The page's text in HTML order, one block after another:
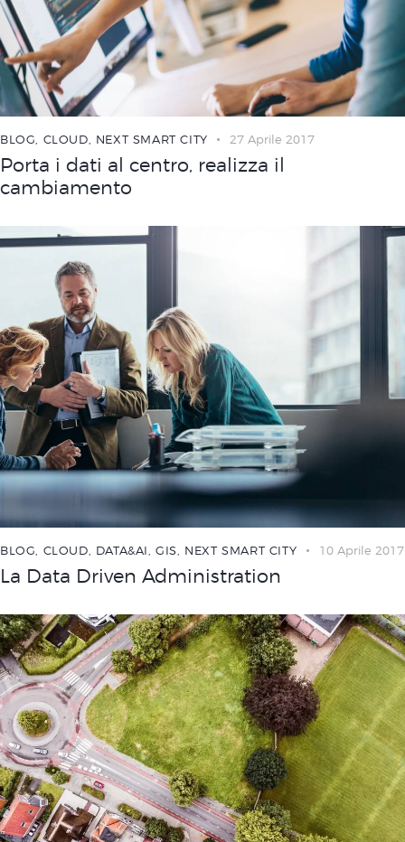
BLOG CLOUD NEXT SMART CITY 27 Aprile 2017
Porta i dati al centro, realizza il
cambiamento
BLOG CLOUD DATA&AI ,GIS NEXT SMART CITY 10 Aprile 2017
La Data Driven Administration